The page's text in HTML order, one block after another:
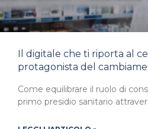
Il digitale che ti riporta al
protagonista del
Come equilibrare il ruolo di
primo presidio sanitario